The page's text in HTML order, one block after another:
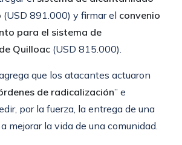
(USD 891.000) y firmar el convenio
para el sistema de
Quilloac (USD 815.000).
que los atacantes actuaron
de radicalización” e
por la fuerza, la entrega de una
mejorar la vida de una comunidad.